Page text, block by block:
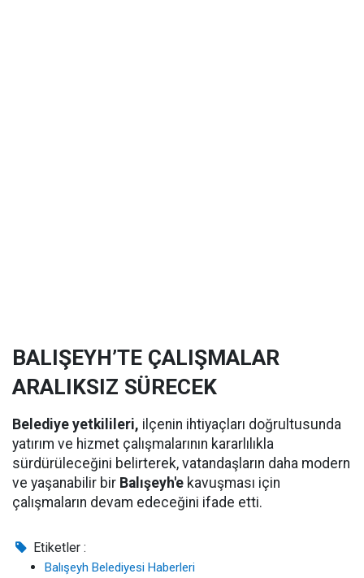
BALIŞEYH’TE ÇALIŞMALAR
ARALIKSIZ SÜRECEK
Belediye yetkilileri, ilçenin ihtiyaçları doğrultusunda
yatırım ve hizmet çalışmalarının kararlılıkla
sürdürüleceğini belirterek, vatandaşların daha modern
ve yaşanabilir bir Balışeyh'e kavuşması için
çalışmaların devam edeceğini ifade etti.
Etiketler :
Balışeyh Belediyesi Haberleri